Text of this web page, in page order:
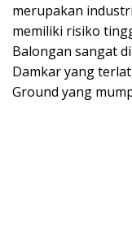
merupakan
memiliki risiko
Balongan sangat
Damkar yang
Ground yang